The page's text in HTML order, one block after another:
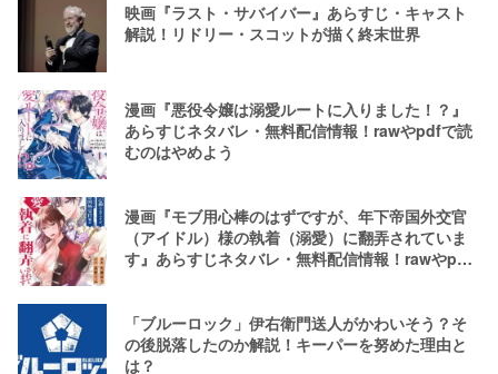
映画『ラスト・サバイバー』あらすじ・キャスト
解説！リドリー・スコットが描く終末世界
漫画『悪役令嬢は溺愛ルートに入りました！？』
あらすじネタバレ・無料配信情報！rawやpdfで読
むのはやめよう
漫画『モブ用心棒のはずですが、年下帝国外交官
（アイドル）様の執着（溺愛）に翻弄されていま
す』あらすじネタバレ・無料配信情報！rawやpdf
「ブルーロック」伊右衛門送人がかわいそう？そ
の後脱落したのか解説！キーパーを努めた理由と
は？